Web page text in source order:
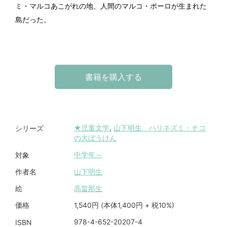
ミ・マルコあこがれの地、人間のマルコ・ポーロが生まれた
島だった。
書籍を購入する
シリーズ ★児童文学, 山下明生 ハリネズミ・チコ
の大ぼうけん
対象 中学年～
作者名 山下明生
絵 高畠那生
価格 1,540円 (本体1,400円 + 税10%)
ISBN 978-4-652-20207-4